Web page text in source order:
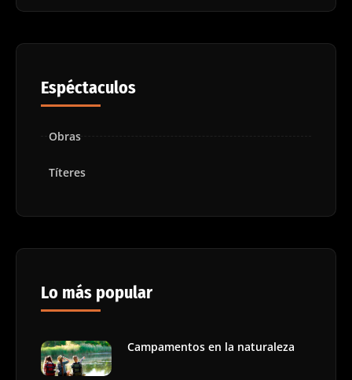
Espéctaculos
Obras
Títeres
Lo más popular
Campamentos en la naturaleza